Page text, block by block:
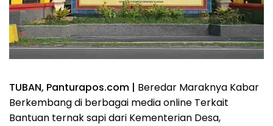
TUBAN, Panturapos.com | Beredar Maraknya Kabar
Berkembang di berbagai media online Terkait
Bantuan ternak sapi dari Kementerian Desa,